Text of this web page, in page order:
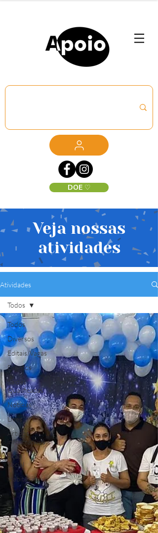
DOE ♡
Veja nossas
atividades
Atividades
Todos
Diversos
Editais/Vagas
Eventos
Saídas
Qualificadas
Notícias
Lives
Artigos
informativos
Ação
Social
Habitação
Todos